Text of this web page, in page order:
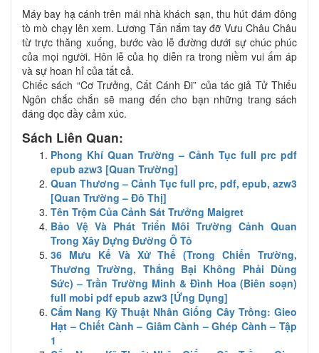
Máy bay hạ cánh trên mái nhà khách sạn, thu hút đám đông
tò mò chạy lên xem. Lương Tấn nắm tay đỡ Vưu Châu Châu
từ trực thăng xuống, bước vào lễ đường dưới sự chúc phúc
của mọi người. Hôn lễ của họ diễn ra trong niềm vui ấm áp
và sự hoan hỉ của tất cả.
Chiếc sách “Cơ Trưởng, Cất Cánh Đi” của tác giả Tử Thiếu
Ngôn chắc chắn sẽ mang đến cho bạn những trang sách
đáng đọc đầy cảm xúc.
Sách Liên Quan:
Phong Khí Quan Trường – Cảnh Tục full prc pdf
epub azw3 [Quan Trường]
Quan Thương – Cảnh Tục full prc, pdf, epub, azw3
[Quan Trường – Đô Thị]
Tên Trộm Của Cảnh Sát Trưởng Maigret
Bảo Vệ Và Phát Triển Môi Trường Cảnh Quan
Trong Xây Dựng Đường Ô Tô
36 Mưu Kế Và Xử Thế (Trong Chiến Trường,
Thương Trường, Thắng Bại Không Phải Dùng
Sức) – Trần Trường Minh & Đình Hoa (Biên soạn)
full mobi pdf epub azw3 [Ứng Dụng]
Cẩm Nang Kỹ Thuật Nhân Giống Cây Trồng: Gieo
Hạt – Chiết Cành – Giâm Cành – Ghép Cành – Tập
1